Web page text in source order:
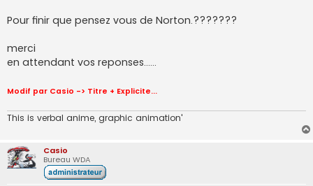
Pour finir que pensez vous de Norton.???????
merci
en attendant vos reponses......
Modif par Casio -> Titre + Explicite...
This is verbal anime, graphic animation'
Casio
Bureau WDA